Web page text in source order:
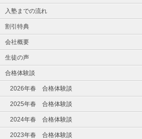
入塾までの流れ
割引特典
会社概要
生徒の声
合格体験談
2026年春 合格体験談
2025年春 合格体験談
2024年春 合格体験談
2023年春 合格体験談